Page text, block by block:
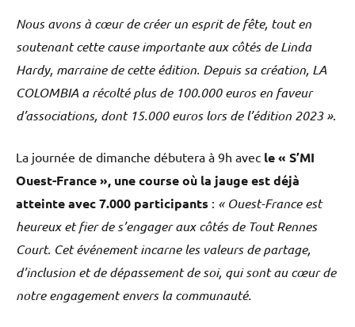
Nous avons à cœur de créer un esprit de fête, tout en
soutenant cette cause importante aux côtés de Linda
Hardy, marraine de cette édition. Depuis sa création, LA
COLOMBIA a récolté plus de 100.000 euros en faveur
d’associations, dont 15.000 euros lors de l’édition 2023 ».
La journée de dimanche débutera à 9h avec le « S’MI
Ouest-France », une course où la jauge est déjà
atteinte avec 7.000 participants : « Ouest-France est
heureux et fier de s’engager aux côtés de Tout Rennes
Court. Cet événement incarne les valeurs de partage,
d’inclusion et de dépassement de soi, qui sont au cœur de
notre engagement envers la communauté.